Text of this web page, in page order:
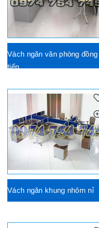
Vách ngăn văn phòng đồng
tiến
Vách ngăn khung nhôm nỉ